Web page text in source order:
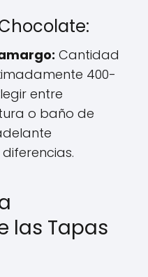
Cantidad
400-
entre
o baño de
las Tapas